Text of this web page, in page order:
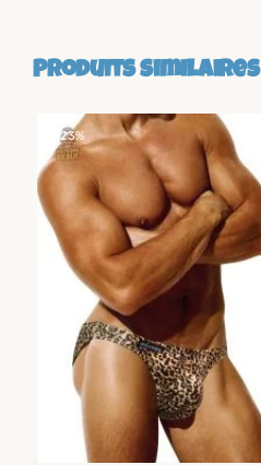
Produits similaires
-23%